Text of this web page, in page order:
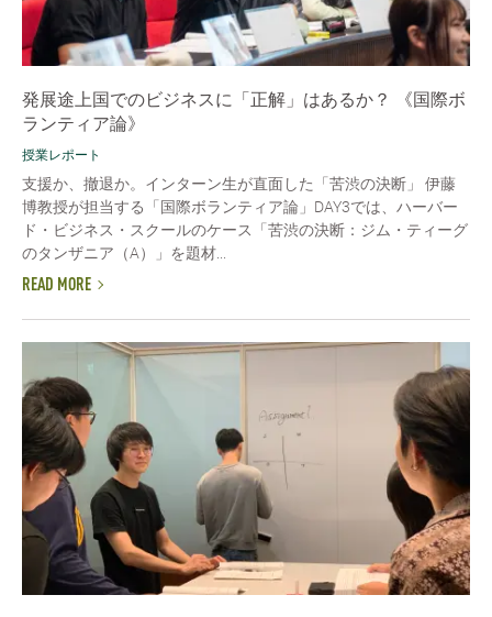
発展途上国でのビジネスに「正解」はあるか？ 《国際ボ
ランティア論》
授業レポート
支援か、撤退か。インターン生が直面した「苦渋の決断」 伊藤
博教授が担当する「国際ボランティア論」DAY3では、ハーバー
ド・ビジネス・スクールのケース「苦渋の決断：ジム・ティーグ
のタンザニア（A）」を題材...
READ MORE